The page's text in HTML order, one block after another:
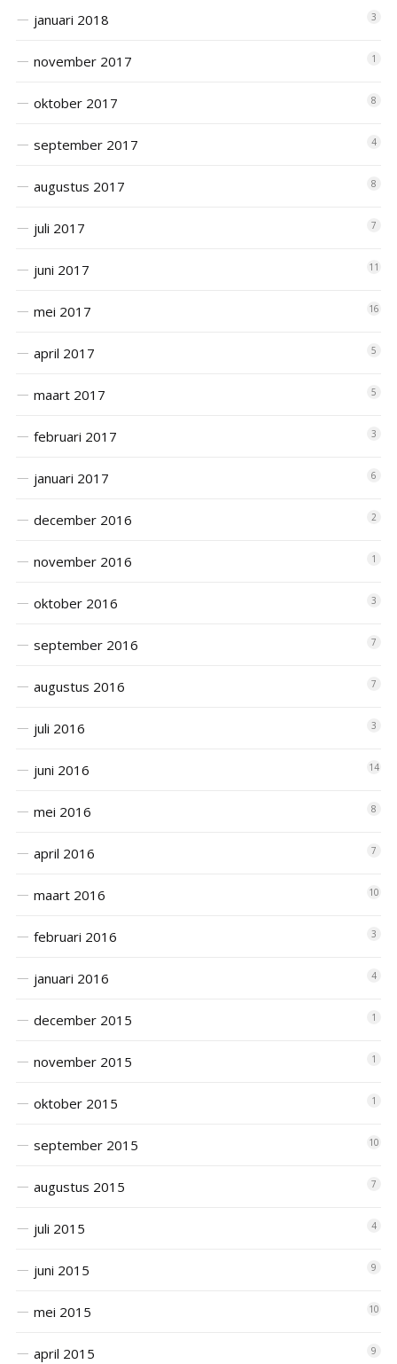
januari 2018 3
november 2017 1
oktober 2017 8
september 2017 4
augustus 2017 8
juli 2017 7
juni 2017 11
mei 2017 16
april 2017 5
maart 2017 5
februari 2017 3
januari 2017 6
december 2016 2
november 2016 1
oktober 2016 3
september 2016 7
augustus 2016 7
juli 2016 3
juni 2016 14
mei 2016 8
april 2016 7
maart 2016 10
februari 2016 3
januari 2016 4
december 2015 1
november 2015 1
oktober 2015 1
september 2015 10
augustus 2015 7
juli 2015 4
juni 2015 9
mei 2015 10
april 2015 9